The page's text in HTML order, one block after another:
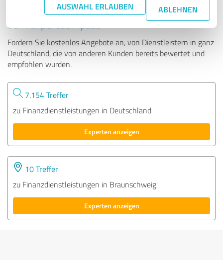
AUSWAHL ERLAUBEN ABLEHNEN
Tipp: Die passenden Experten finden - mit
dem ExpertCompass
Fordern Sie kostenlos Angebote an, von Dienstleistern in ganz
Deutschland, die von anderen Kunden bereits bewertet und
empfohlen wurden.
7.154 Treffer
zu Finanzdienstleistungen in Deutschland
Experten anzeigen
10 Treffer
zu Finanzdienstleistungen in Braunschweig
Experten anzeigen